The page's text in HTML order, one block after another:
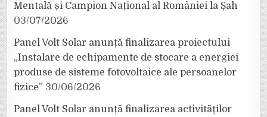
Mentală și Campion Național al României la Șah
03/07/2026
Panel Volt Solar anunță finalizarea proiectului
„Instalare de echipamente de stocare a energiei
produse de sisteme fotovoltaice ale persoanelor
fizice” 30/06/2026
Panel Volt Solar anunță finalizarea activităților